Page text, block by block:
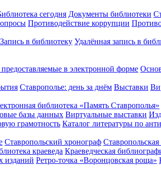
сегодня Документы библиотеки
Противодействие коррупции
Запись в библиотеку Удалённая запись в
в электронной форме
Ставрополье: день за днём Выставки
библиотека «Память Ставрополья»
базы данных Виртуальные выставки
грамотность Каталог литературы по
Ставропольский хронограф Ставропольская
краеведа Краеведческая
изданий Ретро-точка «Воронцовская роща»